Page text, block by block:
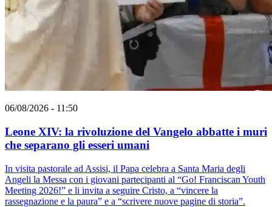
06/08/2026 - 11:50
Leone XIV: la rivoluzione del Vangelo abbatte i muri
che separano gli esseri umani
In visita pastorale ad Assisi, il Papa celebra a Santa Maria degli
Angeli la Messa con i giovani partecipanti al “Go! Franciscan Youth
Meeting 2026!” e li invita a seguire Cristo, a “vincere la
rassegnazione e la paura” e a “scrivere nuove pagine di storia”.